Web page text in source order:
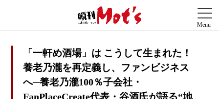
「一軒め酒場」は こうして生まれた！
養老乃瀧を再定義し、ファンビジネス
へ─養老乃瀧100％子会社・
FanPlaceCreate代表・谷酒氏が語る“地